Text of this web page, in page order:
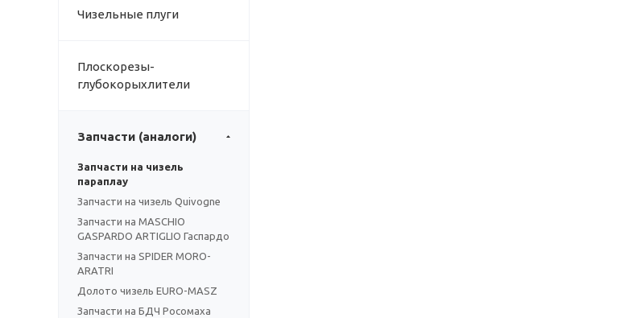
Чизельные плуги
Плоскорезы-
глубокорыхлители
Запчасти (аналоги)
Запчасти на чизель
параплау
Запчасти на чизель Quivogne
Запчасти на MASCHIO
GASPARDO ARTIGLIO Гаспардо
Запчасти на SPIDER MORO-
ARATRI
Долото чизель EURO-MASZ
Запчасти на БДЧ Росомаха